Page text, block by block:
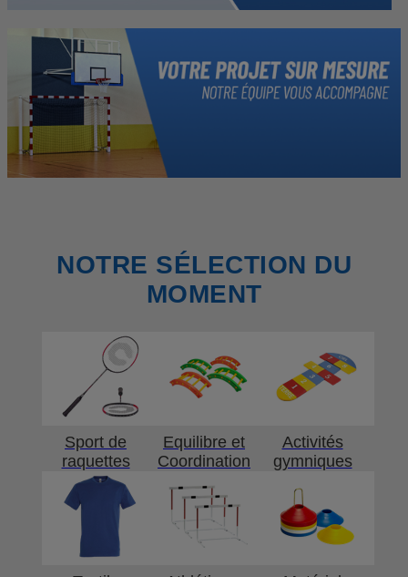
NOTRE SÉLECTION DU
MOMENT
Sport de
raquettes
Equilibre et
Coordination
Activités
gymniques